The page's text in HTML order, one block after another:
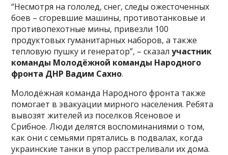
“Несмотря на гололед, снег, следы ожесточенных
боев – сгоревшие машины, противотанковые и
противопехотные мины, привезли 100
продуктовых гуманитарных наборов, а также
тепловую пушку и генератор”, – сказалучастник
команды Молодёжной команды Народного
фронта ДНР Вадим Сахно.
Молодёжная команда Народного фронта также
помогает в эвакуации мирного населения. Ребята
вывозят жителей из поселков Ясеновое и
Срибное. Люди делятся воспоминаниями о том,
как они с семьями прятались в подвалах, когда
украинские танки в упор расстреливали их дома.